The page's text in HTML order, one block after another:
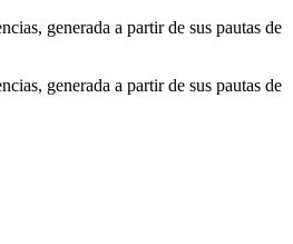
generada a partir de sus pautas de
generada a partir de sus pautas de